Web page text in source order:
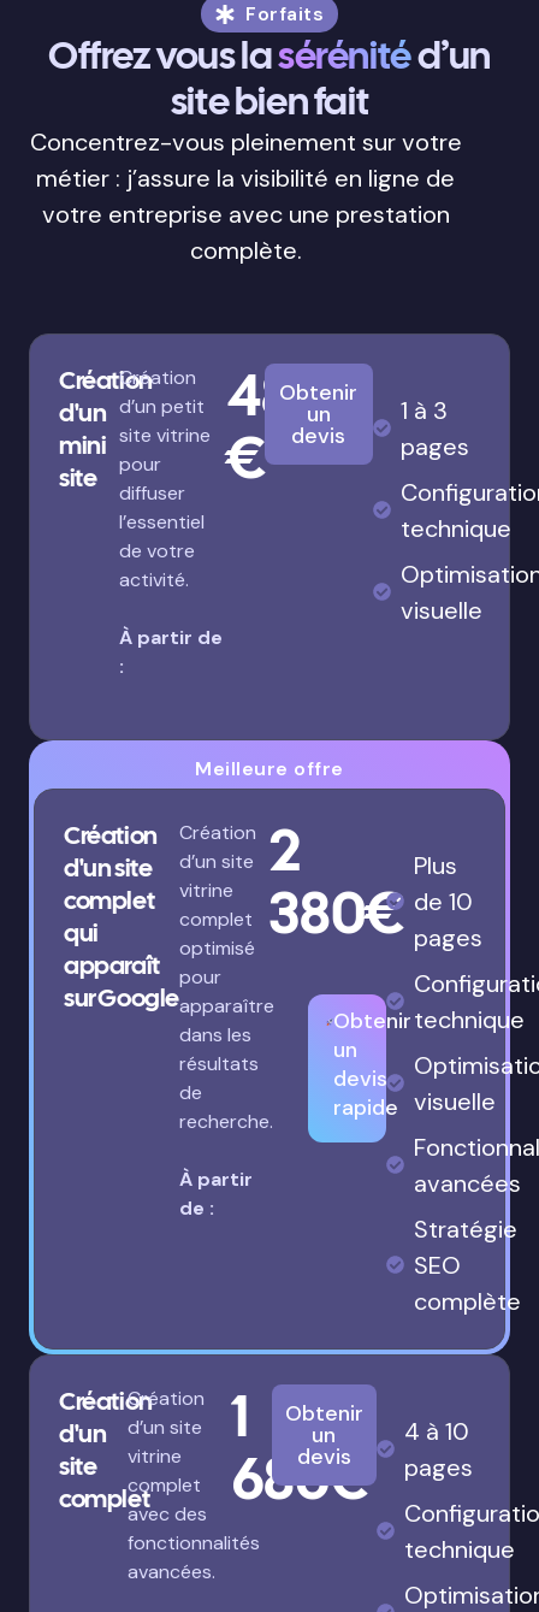
Forfaits
Offrez vous lasérénitéd’un
site bien fait
Concentrez-vous pleinement sur votre
métier : j’assure la visibilité en ligne de
votre entreprise avec une prestation
complète.
Création
d'un
mini
site
Création
d’un petit
site vitrine
pour
diffuser
l’essentiel
de votre
activité.
À partir de
:
480
€
Obtenir
un
devis
1 à 3
pages
technique
visuelle
Meilleure offre
Création
d'un site
complet
qui
apparaît
sur Google
Création
d’un site
vitrine
complet
optimisé
pour
apparaître
dans les
résultats
de
recherche.
À partir
de :
2
380€
Obtenir
un
devis
rapide
Plus
de 10
pages
technique
visuelle
avancées
Stratégie
SEO
complète
Création
d'un
site
complet
Création
d’un site
vitrine
complet
avec des
fonctionnalités
avancées.
1
680€
Obtenir
un
devis
4 à 10
pages
technique